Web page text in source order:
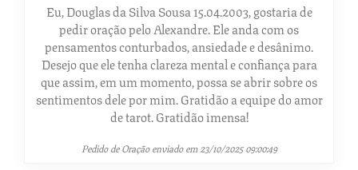
Eu, Douglas da Silva Sousa 15.04.2003, gostaria de
pedir oração pelo Alexandre. Ele anda com os
pensamentos conturbados, ansiedade e desânimo.
Desejo que ele tenha clareza mental e confiança para
que assim, em um momento, possa se abrir sobre os
sentimentos dele por mim. Gratidão a equipe do amor
de tarot. Gratidão imensa!
Pedido de Oração enviado em 23/10/2025 09:00:49